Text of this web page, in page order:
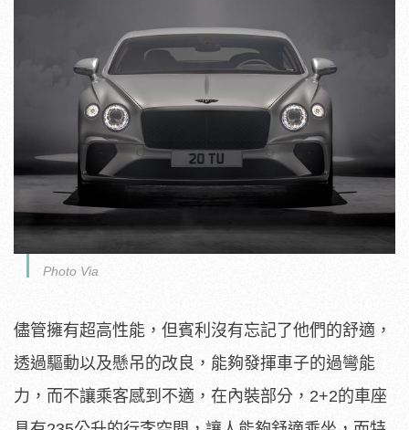
Photo Via
儘管擁有超高性能，但賓利沒有忘記了他們的舒適，
透過驅動以及懸吊的改良，能夠發揮車子的過彎能
力，而不讓乘客感到不適，在內裝部分，2+2的車座